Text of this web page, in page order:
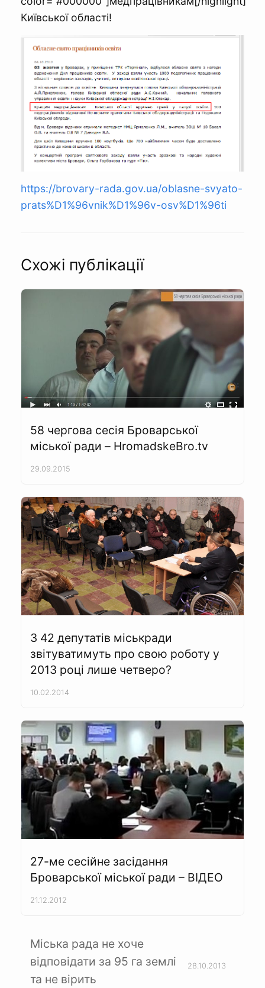
Київської області!
https://brovary-rada.gov.ua/oblasne-svyato-
prats%D1%96vnik%D1%96v-osv%D1%96ti
Схожі публікації
58 чергова сесія Броварської
міської ради – HromadskeBro.tv
29.09.2015
З 42 депутатів міськради
звітуватимуть про свою роботу у
2013 році лише четверо?
10.02.2014
27-ме сесійне засідання
Броварської міської ради – ВІДЕО
21.12.2012
Міська рада не хоче
відповідати за 95 га землі
та не вірить
28.10.2013